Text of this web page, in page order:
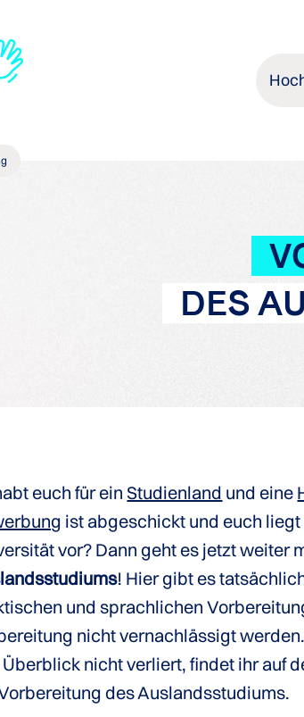
DES
euch für ein Studienland und eine
ist abgeschickt und euch
vor? Dann geht es jetzt weiter
! Hier gibt es
und sprachlichen
nicht vernachlässigt werden.
nicht verliert, findet ihr auf
des Auslandsstudiums.